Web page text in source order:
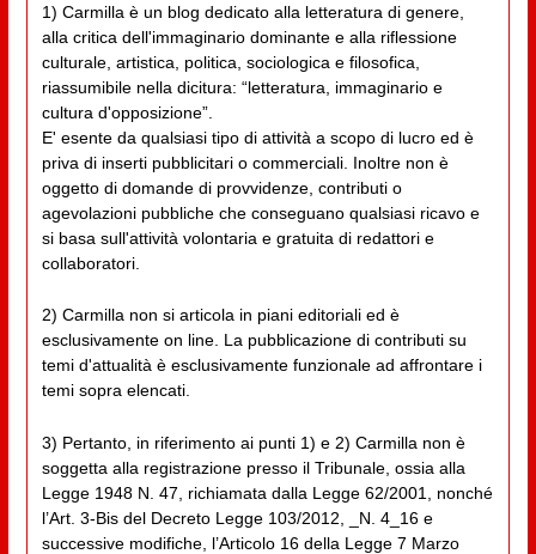
1) Carmilla è un blog dedicato alla letteratura di genere,
alla critica dell'immaginario dominante e alla riflessione
culturale, artistica, politica, sociologica e filosofica,
riassumibile nella dicitura: “letteratura, immaginario e
cultura d'opposizione”.
E' esente da qualsiasi tipo di attività a scopo di lucro ed è
priva di inserti pubblicitari o commerciali. Inoltre non è
oggetto di domande di provvidenze, contributi o
agevolazioni pubbliche che conseguano qualsiasi ricavo e
si basa sull'attività volontaria e gratuita di redattori e
collaboratori.
2) Carmilla non si articola in piani editoriali ed è
esclusivamente on line. La pubblicazione di contributi su
temi d'attualità è esclusivamente funzionale ad affrontare i
temi sopra elencati.
3) Pertanto, in riferimento ai punti 1) e 2) Carmilla non è
soggetta alla registrazione presso il Tribunale, ossia alla
Legge 1948 N. 47, richiamata dalla Legge 62/2001, nonché
l’Art. 3-Bis del Decreto Legge 103/2012, _N. 4_16 e
successive modifiche, l’Articolo 16 della Legge 7 Marzo